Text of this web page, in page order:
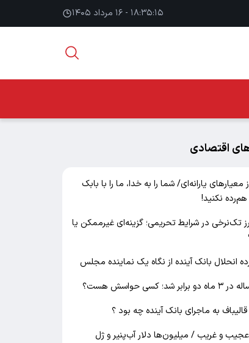
۱۸:۳۵:۱۷ - ۱۶ مرداد ۱۴۰۵
اقتصادی
معیارهای یارانه‌ای/ شما را به خدا، ما را با بابک
هم‌رده نکنید!
تک‌نرخی در شرایط تحریمی؛ گزینه‌ای غیرممکن یا
انحلال بانک آینده از نگاه یک نماینده مجلس
شد؛ کسی حواسش هست؟
به ماجرای بانک آینده چه بود ؟
عجیب و غریب / میلیون‌ها دلار آب‌پنیر و ژل